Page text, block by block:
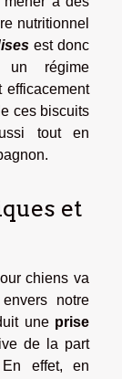
nutritionnel
est donc
un régime
efficacement
ces biscuits
tout en
et
chiens va
notre
une prise
de la part
effet, en